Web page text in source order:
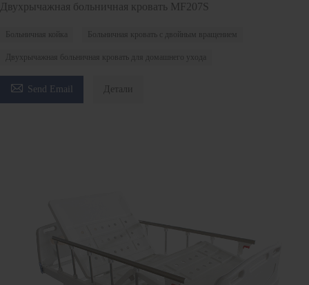
Двухрычажная больничная кровать MF207S
Больничная койка Больничная кровать с двойным вращением
Двухрычажная больничная кровать для домашнего ухода
 Send Email Детали